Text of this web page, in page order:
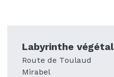
Labyrinthe végétal
Route de Toulaud
Mirabel